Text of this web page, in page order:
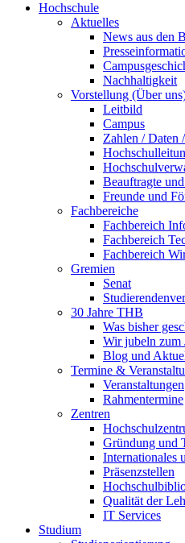
Hochschule
Aktuelles
News aus den
Nachhaltigkeit
Vorstellung (Über
Leitbild
Campus
Zahlen / Daten
Beauftragte
Freunde und
Fachbereiche
Fachbereich
Fachbereich
Fachbereich
Gremien
Senat
30 Jahre THB
Was bisher
Wir jubeln zum
Blog und
Termine &
Veranstaltungen
Rahmentermine
Zentren
Gründung und
Internationales
Präsenzstellen
Qualität der
IT Services
Studium